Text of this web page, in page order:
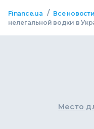
Finance.ua / Все новости
нелегальной водки в
Место